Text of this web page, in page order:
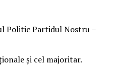
Politic Partidul Nostru –
şi cel majoritar.